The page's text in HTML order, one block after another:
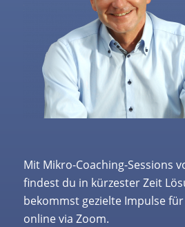
Mit Mikro-Coaching-Sessions
findest du in kürzester Zeit
bekommst gezielte Impulse
online via Zoom.